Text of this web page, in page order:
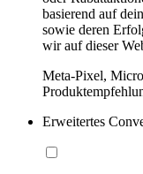
basierend auf
sowie deren
wir auf dieser
Meta-Pixel,
Erweitertes